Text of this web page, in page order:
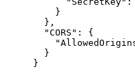
}
},
"CORS" : {
}
}